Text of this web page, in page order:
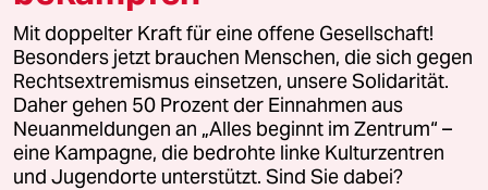
© 2026 taz Verlags und Vertriebs GmbH
Alle Rechte vorbehalten. Bei rechtlichen Fragen oder für Genehmigungen
wenden Sie sich bitte an
lizenzen@taz.de
Feedback Redaktionsstatut Kommune-Richtlinien
Leitlinie Informant Datenschutz Impressum AGB
Mit doppelter Kraft für eine offene Gesellschaft!
Besonders jetzt brauchen Menschen, die sich gegen
Rechtsextremismus einsetzen, unsere Solidarität.
Daher gehen 50 Prozent der Einnahmen aus
Neuanmeldungen an „Alles beginnt im Zentrum“ –
eine Kampagne, die bedrohte linke Kulturzentren
und Jugendorte unterstützt. Sind Sie dabei?